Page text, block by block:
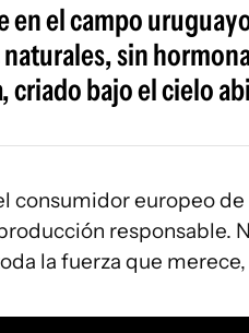
en el campo
sin
criado bajo el cielo
consumidor europeo
responsable.
la fuerza que